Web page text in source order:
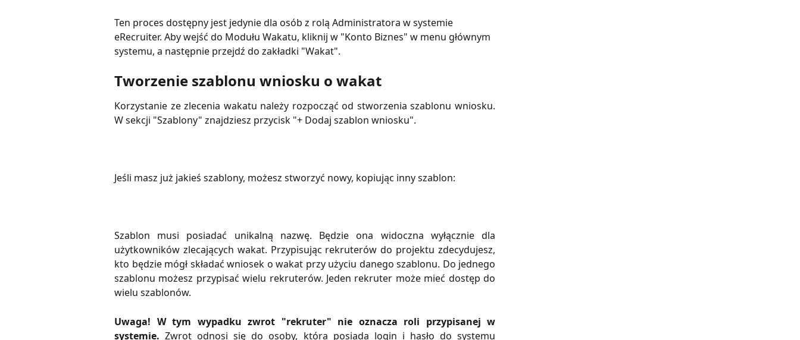
Ten proces dostępny jest jedynie dla osób z rolą Administratora w systemie
eRecruiter. Aby wejść do Modułu Wakatu, kliknij w "Konto Biznes" w menu głównym
systemu, a następnie przejdź do zakładki "Wakat".
Tworzenie szablonu wniosku o wakat
Korzystanie ze zlecenia wakatu należy rozpocząć od stworzenia szablonu wniosku.
W sekcji "Szablony" znajdziesz przycisk "+ Dodaj szablon wniosku".
Jeśli masz już jakieś szablony, możesz stworzyć nowy, kopiując inny szablon:
Szablon musi posiadać unikalną nazwę. Będzie ona widoczna wyłącznie dla
użytkowników zlecających wakat. Przypisując rekruterów do projektu zdecydujesz,
kto będzie mógł składać wniosek o wakat przy użyciu danego szablonu. Do jednego
szablonu możesz przypisać wielu rekruterów. Jeden rekruter może mieć dostęp do
wielu szablonów.
Uwaga! W tym wypadku zwrot "rekruter" nie oznacza roli przypisanej w
systemie.Zwrot odnosi się do osoby, która posiada login i hasło do systemu